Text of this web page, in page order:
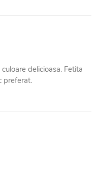
delicioasa. Fetita
preferat.